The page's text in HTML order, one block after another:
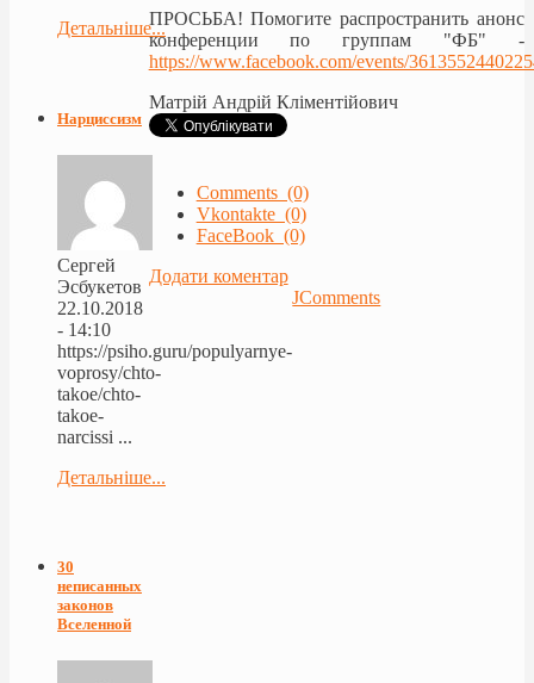
ПРОСЬБА! Помогите распространить анонс
конференции по группам "ФБ" -
https://www.facebook.com/events/
Матрій Андрій Кліментійович
Comments (0)
Vkontakte (0)
FaceBook (0)
Додати коментар
JComments
Детальніше...
Нарциссизм
Сергей
Эсбукетов
22.10.2018
- 14:10
https://psiho.guru/populyarnye-
voprosy/chto-
takoe/chto-
takoe-
narcissi ...
Детальніше...
30
неписанных
законов
Вселенной